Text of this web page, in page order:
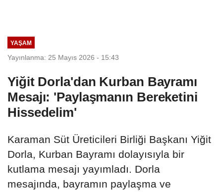
YAŞAM
Yayınlanma: 25 Mayıs 2026 - 15:43
Yiğit Dorla'dan Kurban Bayramı
Mesajı: 'Paylaşmanın Bereketini
Hissedelim'
Karaman Süt Üreticileri Birliği Başkanı Yiğit
Dorla, Kurban Bayramı dolayısıyla bir
kutlama mesajı yayımladı. Dorla
mesajında, bayramın paylaşma ve